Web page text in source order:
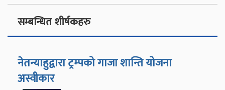
सम्बन्धित शीर्षकहरु
नेतन्याहुद्वारा ट्रम्पको गाजा शान्ति योजना
अस्वीकार